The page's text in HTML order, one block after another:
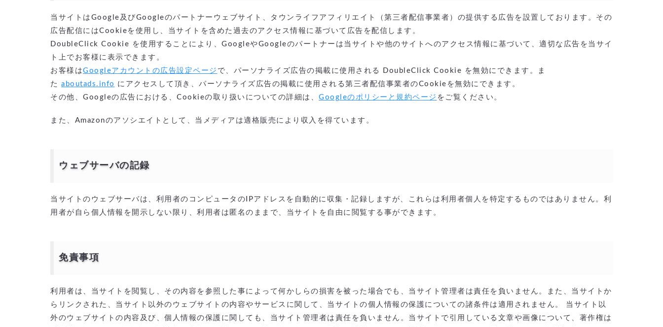
当サイトはGoogle及びGoogleのパートナーウェブサイト、タウンライフアフィリエイト（第三者配信事業者）の提供する広告を設置しております。その
広告配信にはCookieを使用し、当サイトを含めた過去のアクセス情報に基づいて広告を配信します。
DoubleClick Cookie を使用することにより、GoogleやGoogleのパートナーは当サイトや他のサイトへのアクセス情報に基づいて、適切な広告を当サイ
ト上でお客様に表示できます。
お客様はGoogleアカウントの広告設定ページ で、パーソナライズ広告の掲載に使用される DoubleClick Cookie を無効にできます。ま
た aboutads.info にアクセスして頂き、パーソナライズ広告の掲載に使用される第三者配信事業者のCookieを無効にできます。
その他、Googleの広告における、Cookieの取り扱いについての詳細は、 Googleのポリシーと規約ページ をご覧ください。
また、Amazonのアソシエイトとして、当メディアは適格販売により収入を得ています。
ウェブサーバの記録
当サイトのウェブサーバは、利用者のコンピュータのIPアドレスを自動的に収集・記録しますが、これらは利用者個人を特定するものではありません。利
用者が自ら個人情報を開示しない限り、利用者は匿名のままで、当サイトを自由に閲覧する事ができます。
免責事項
利用者は、当サイトを閲覧し、その内容を参照した事によって何かしらの損害を被った場合でも、当サイト管理者は責任を負いません。また、当サイトか
らリンクされた、当サイト以外のウェブサイトの内容やサービスに関して、当サイトの個人情報の保護についての諸条件は適用されません。 当サイト以
外のウェブサイトの内容及び、個人情報の保護に関しても、当サイト管理者は責任を負いません。当サイトで引用している文章や画像について、著作権は